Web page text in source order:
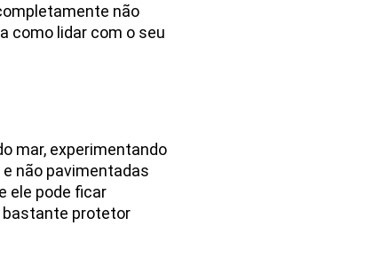
não
como lidar com o seu
mar, experimentando
não pavimentadas
ele pode ficar
bastante protetor